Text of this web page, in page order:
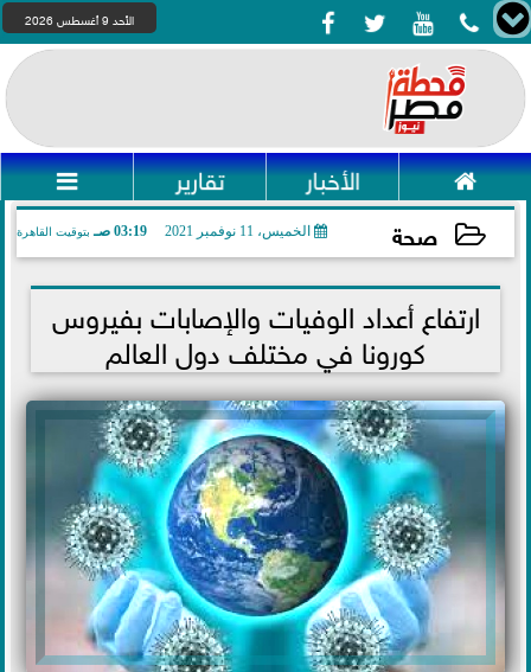
    الأحد 9 أغسطس 2026
 الأخبار تقارير 
صحة الخميس، 11 نوفمبر 2021 03:19 صـ بتوقيت القاهرة
2021-11-11 03:19:56ارتفاع أعداد الوفيات والإصابات بفيروس
كورونا في مختلف دول العالم